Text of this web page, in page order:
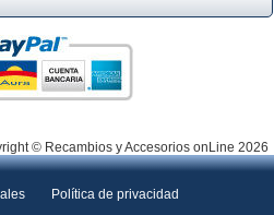
© Recambios y Accesorios onLine 2026
Política de privacidad